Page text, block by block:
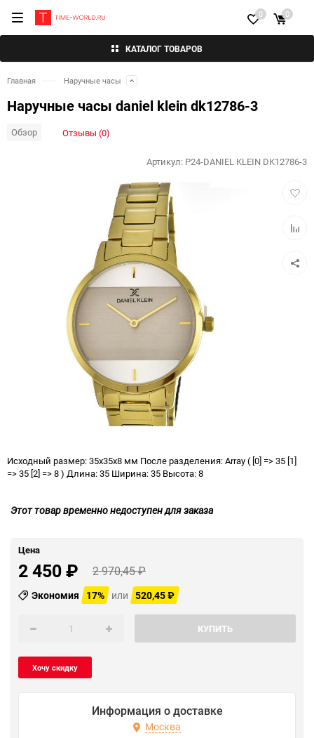
КАТАЛОГ ТОВАРОВ
0 0
Главная Наручные часы
Наручные часы daniel klein dk12786-3
Обзор Отзывы (0)
Артикул: P24-DANIEL KLEIN DK12786-3
Исходный размер: 35x35x8 мм После разделения: Array ( [0] => 35 [1]
=> 35 [2] => 8 ) Длина: 35 Ширина: 35 Высота: 8
Этот товар временно недоступен для заказа
Цена
2 450₽ 2 970,45₽
Экономия 17% или 520,45₽
КУПИТЬ
Информация о доставке
Москва